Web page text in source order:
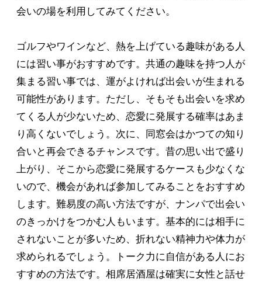
会いの場を利用してみてください。
ゴルフやワインなど、熱を上げている趣味がある人
には習い事がおすすめです。共通の趣味を持つ人が
集まる習い事では、運がよければ出会いが生まれる
可能性があります。ただし、そもそも出会いを求め
てくる人が少ないため、恋愛に発展する確率はあま
り高くないでしょう。次に、同窓会はかつての知り
合いと再会できるチャンスです。昔の思い出で盛り
上がり、そこから恋愛に発展するケースも少なくな
いので、機会があれば参加してみることをおすすめ
します。難易度の高い方法ですが、ナンパで出会い
のきっかけをつかむ人もいます。基本的には相手に
されないことが多いため、折れない精神力や体力が
求められるでしょう。トーク力に自信がある人にお
すすめの方法です。相席居酒屋は確実に女性と話せ